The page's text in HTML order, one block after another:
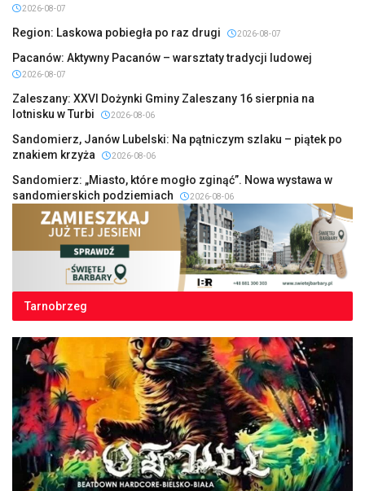
2026-08-07
Region: Laskowa pobiegła po raz drugi 2026-08-07
Pacanów: Aktywny Pacanów – warsztaty tradycji ludowej
2026-08-07
Zaleszany: XXVI Dożynki Gminy Zaleszany 16 sierpnia na
lotnisku w Turbi
2026-08-06
Sandomierz, Janów Lubelski: Na pątniczym szlaku – piątek po
znakiem krzyża
2026-08-06
Sandomierz: „Miasto, które mogło zginąć”. Nowa wystawa w
sandomierskich podziemiach
2026-08-06
Tarnobrzeg